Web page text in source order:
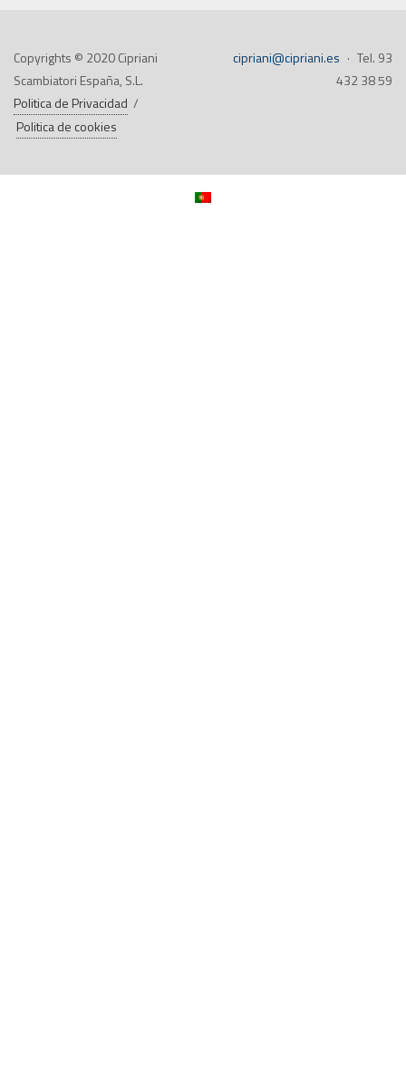
Copyrights © 2020 Cipriani
Scambiatori España, S.L.
Politica de Privacidad /
Politica de cookies
cipriani@cipriani.es · Tel. 93
432 38 59